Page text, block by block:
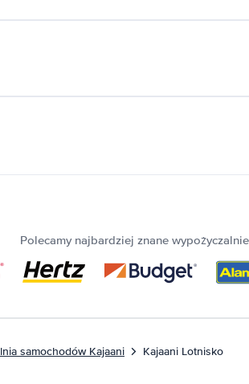
Polecamy najbardziej znane wypożyczalnie
samochodów Kajaani Kajaani Lotnisko